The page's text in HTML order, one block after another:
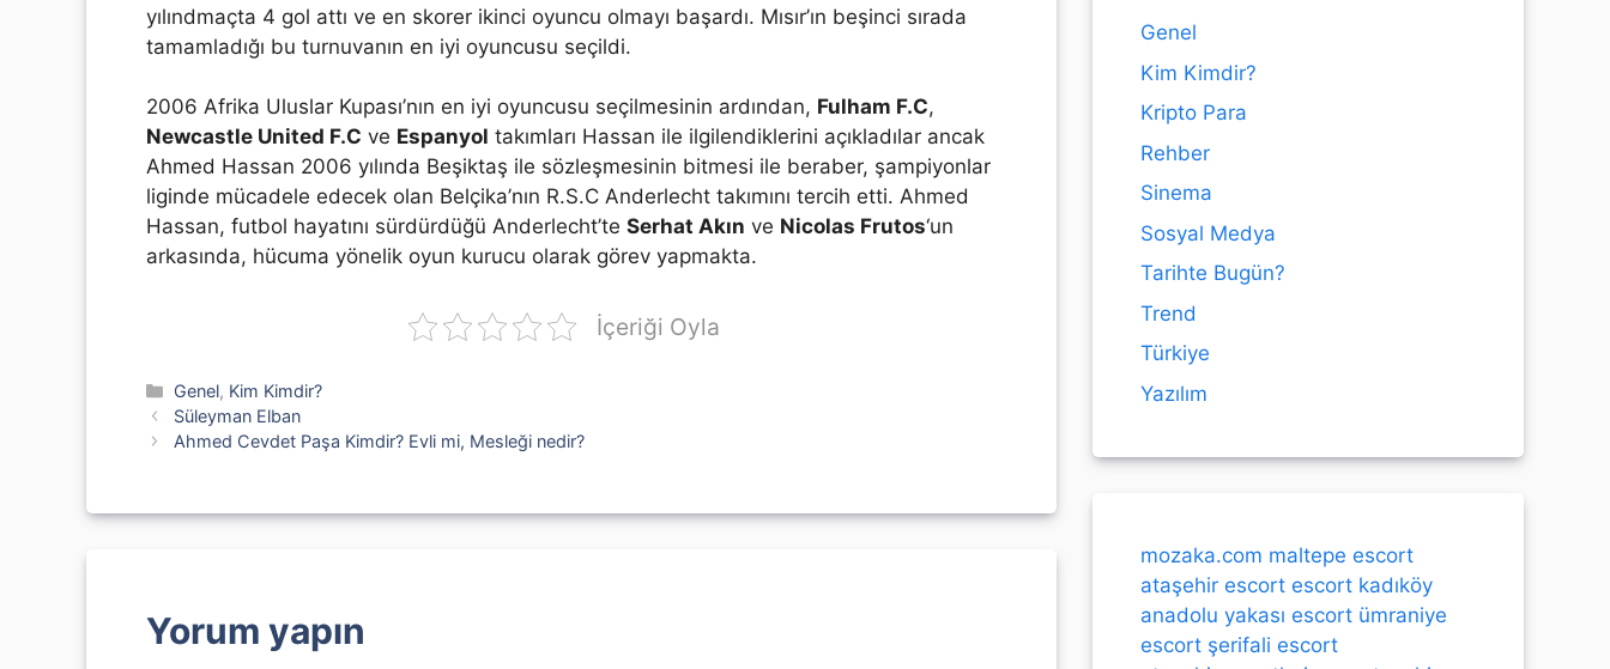
yılındmaçta 4 gol attı ve en skorer ikinci oyuncu olmayı başardı. Mısır’ın beşinci sırada
tamamladığı bu turnuvanın en iyi oyuncusu seçildi.
2006 Afrika Uluslar Kupası’nın en iyi oyuncusu seçilmesinin ardından, Fulham F.C,
Newcastle United F.C ve Espanyol takımları Hassan ile ilgilendiklerini açıkladılar ancak
Ahmed Hassan 2006 yılında Beşiktaş ile sözleşmesinin bitmesi ile beraber, şampiyonlar
liginde mücadele edecek olan Belçika’nın R.S.C Anderlecht takımını tercih etti. Ahmed
Hassan, futbol hayatını sürdürdüğü Anderlecht’te Serhat Akın ve Nicolas Frutos‘un
arkasında, hücuma yönelik oyun kurucu olarak görev yapmakta.
İçeriği Oyla
Kategoriler
Genel, Kim Kimdir?
Süleyman Elban
Ahmed Cevdet Paşa Kimdir? Evli mi, Mesleği nedir?
Yorum yapın
Genel
Kim Kimdir?
Kripto Para
Rehber
Sinema
Sosyal Medya
Tarihte Bugün?
Trend
Türkiye
Yazılım
mozaka.com maltepe escort
ataşehir escort escort kadıköy
anadolu yakası escort ümraniye
escort şerifali escort